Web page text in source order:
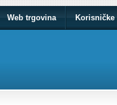
Web trgovina Korisničke